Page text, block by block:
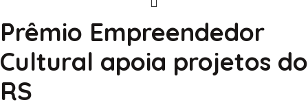
Prêmio Empreendedor
Cultural apoia projetos do
RS